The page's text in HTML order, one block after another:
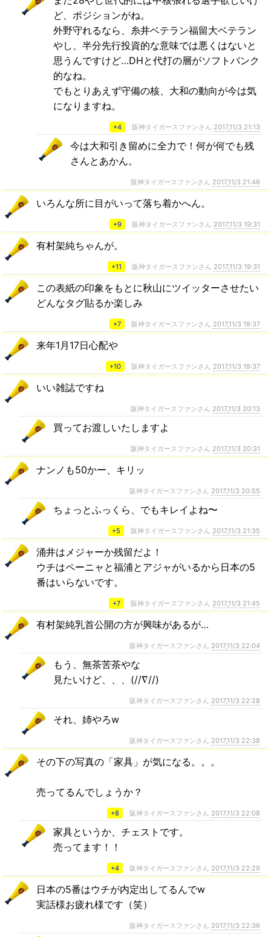
ど、ポジションがね。
外野守れるなら、糸井ベテラン福留大ベテラン
やし、半分先行投資的な意味では悪くはないと
思うんですけど…DHと代打の層がソフトバンク
的なね。
でもとりあえず守備の核、大和の動向が今は気
になりますね。
+4 阪神タイガースファンさん 2017,11/3 21:13
今は大和引き留めに全力で！何が何でも残
さんとあかん。
阪神タイガースファンさん 2017,11/3 21:46
いろんな所に目がいって落ち着かへん。
+9 阪神タイガースファンさん 2017,11/3 19:31
有村架純ちゃんが。
+11 阪神タイガースファンさん 2017,11/3 19:31
この表紙の印象をもとに秋山にツイッターさせたい
どんなタグ貼るか楽しみ
+7 阪神タイガースファンさん 2017,11/3 19:37
来年1月17日心配や
+10 阪神タイガースファンさん 2017,11/3 19:37
いい雑誌ですね
阪神タイガースファンさん 2017,11/3 20:13
買ってお渡しいたしますよ
阪神タイガースファンさん 2017,11/3 20:31
ナンノも50かー、キリッ
阪神タイガースファンさん 2017,11/3 20:55
ちょっとふっくら、でもキレイよね〜
+5 阪神タイガースファンさん 2017,11/3 21:35
涌井はメジャーか残留だよ！
ウチはペーニャと福浦とアジャがいるから日本の5
番はいらないです。
+7 阪神タイガースファンさん 2017,11/3 21:45
有村架純乳首公開の方が興味があるが…
阪神タイガースファンさん 2017,11/3 22:04
もう、無茶苦茶やな
見たいけど、、、(//∇//)
阪神タイガースファンさん 2017,11/3 22:28
それ、姉やろw
阪神タイガースファンさん 2017,11/3 22:38
その下の写真の「家具」が気になる。。。
売ってるんでしょうか？
+8 阪神タイガースファンさん 2017,11/3 22:08
家具というか、チェストです。
売ってます！！
+4 阪神タイガースファンさん 2017,11/3 22:29
日本の5番はウチが内定出してるんでw
実話様お疲れ様です（笑）
阪神タイガースファンさん 2017,11/3 22:36